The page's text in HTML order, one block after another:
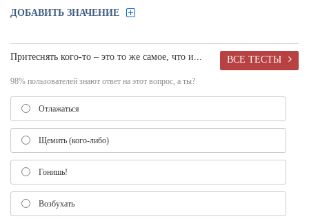
ДОБАВИТЬ ЗНАЧЕНИЕ
ВСЕ ТЕСТЫ
Притеснять кого-то – это то же самое, что и...
98% пользователей знают ответ на этот вопрос, а ты?
Отлажаться
Щемить (кого-либо)
Гонишь!
Возбухать